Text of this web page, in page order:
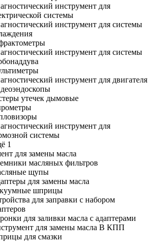
инструмент для
системы
инструмент для системы
инструмент для системы
инструмент для двигателя
утечек дымовые
инструмент для
системы
1
для замены масла
масляных фильтров
щупы
для замены масла
шприцы
для заправки с набором
для заливки масла с адаптерами
для замены масла В КПП
для смазки